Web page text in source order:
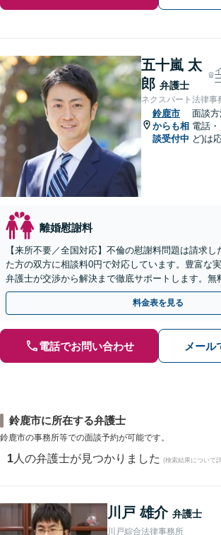
五十嵐 太
郎 弁護士
ネクスパート法律事
鈴鹿市
からも相
談受付中
面談方
電話
ど)は
離婚慰謝料
【来所不要／全国対応】不倫の慰謝料問題は請求
た方の双方に相談料0円で対応しています。豊富な
弁護士が交渉から解決まで徹底サポートします。無
手金の返還保証もありますので安心してご相談くだ
料金表を見る
電話でお問い合わせ メール
鈴鹿市に所在する弁護士
鈴鹿市の事務所等での面談予約が可能です。
1 人の弁護士が見つかりました (検索結果について
川戸 雄介 弁護士
川戸綜合法律事務所